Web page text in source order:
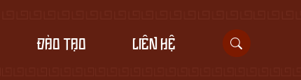
ĐÀO TẠO LIÊN HỆ